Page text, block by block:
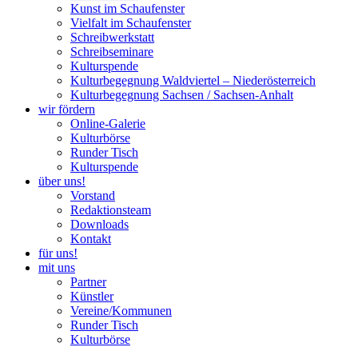
Kunst im Schaufenster
Vielfalt im Schaufenster
Schreibwerkstatt
Schreibseminare
Kulturspende
Kulturbegegnung Waldviertel – Niederösterreich
Kulturbegegnung Sachsen / Sachsen-Anhalt
wir fördern
Online-Galerie
Kulturbörse
Runder Tisch
Kulturspende
über uns!
Vorstand
Redaktionsteam
Downloads
Kontakt
für uns!
mit uns
Partner
Künstler
Vereine/Kommunen
Runder Tisch
Kulturbörse